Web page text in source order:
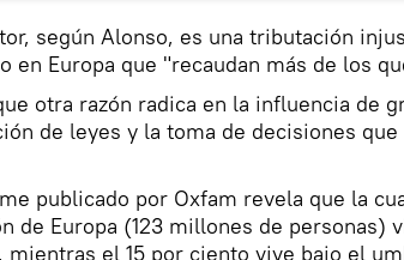
según Alonso, es una tributación
en Europa que "recaudan más de los
otra razón radica en la influencia de
de leyes y la toma de decisiones
publicado por Oxfam revela que la
de Europa (123 millones de personas)
mientras el 15 por ciento vive bajo el